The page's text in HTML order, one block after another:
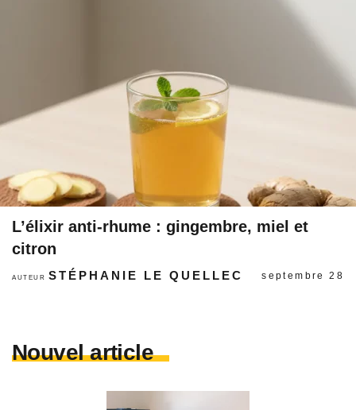
L’élixir anti-rhume : gingembre, miel et
citron
AUTEURSTÉPHANIE LE QUELLEC septembre 28
Nouvel article